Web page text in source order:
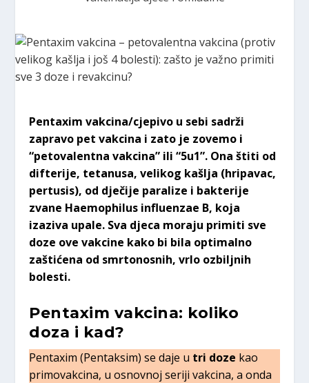
Pentaxim vakcina/cjepivo u sebi sadrži
zapravo pet vakcina i zato je zovemo i
“petovalentna vakcina” ili “5u1”. Ona štiti od
difterije, tetanusa, velikog kašlja (hripavac,
pertusis), od dječije paralize i bakterije
zvane Haemophilus influenzae B, koja
izaziva upale. Sva djeca moraju primiti sve
doze ove vakcine kako bi bila optimalno
zaštićena od smrtonosnih, vrlo ozbiljnih
bolesti.
Pentaxim vakcina: koliko
doza i kad?
Pentaxim (Pentaksim) se daje u tri doze kao
primovakcina, u osnovnoj seriji vakcina, a onda